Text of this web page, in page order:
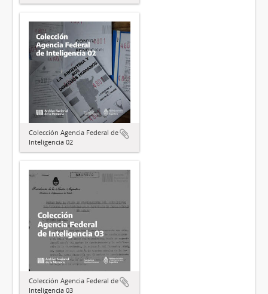
Colección Agencia Federal de
Inteligencia 02
Colección Agencia Federal de
Inteligencia 03